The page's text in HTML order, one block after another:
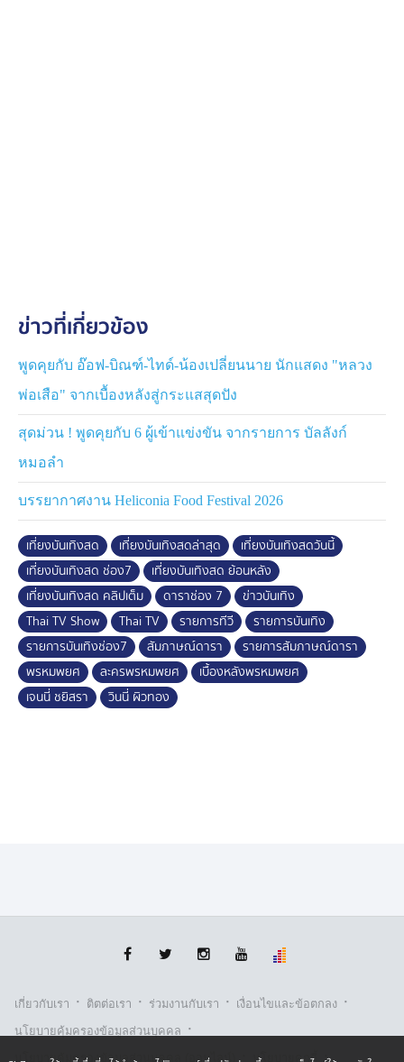
ข่าวที่เกี่ยวข้อง
พูดคุยกับ อ๊อฟ-บิณฑ์-ไทด์-น้องเปลี่ยนนาย นักแสดง "หลวง
พ่อเสือ" จากเบื้องหลังสู่กระแสสุดปัง
สุดม่วน ! พูดคุยกับ 6 ผู้เข้าแข่งขัน จากรายการ บัลลังก์
หมอลำ
บรรยากาศงาน Heliconia Food Festival 2026
เที่ยงบันเทิงสด เที่ยงบันเทิงสดล่าสุด
เที่ยงบันเทิงสดวันนี้
เที่ยงบันเทิงสด ช่อง7
เที่ยงบันเทิงสด ย้อนหลัง
เที่ยงบันเทิงสด คลิปเต็ม
ดาราช่อง 7
ข่าวบันเทิง
Thai TV Show
Thai TV รายการทีวี
รายการบันเทิง
รายการบันเทิงช่อง7
สัมภาษณ์ดารา
รายการสัมภาษณ์ดารา
พรหมพยศ
ละครพรหมพยศ
เบื้องหลังพรหมพยศ
เจนนี่ ชยิสรา
วินนี่ ผิวทอง
เกี่ยวกับเรา · ติตต่อเรา · ร่วมงานกับเรา · เงื่อนไขและข้อตกลง ·
นโยบายคุ้มครองข้อมูลส่วนบุคคล ·
นโยบายคุ้มครองข้อมูลส่วนบุคคล (ออนไลน์) · นโยบายคุกกี้ ·